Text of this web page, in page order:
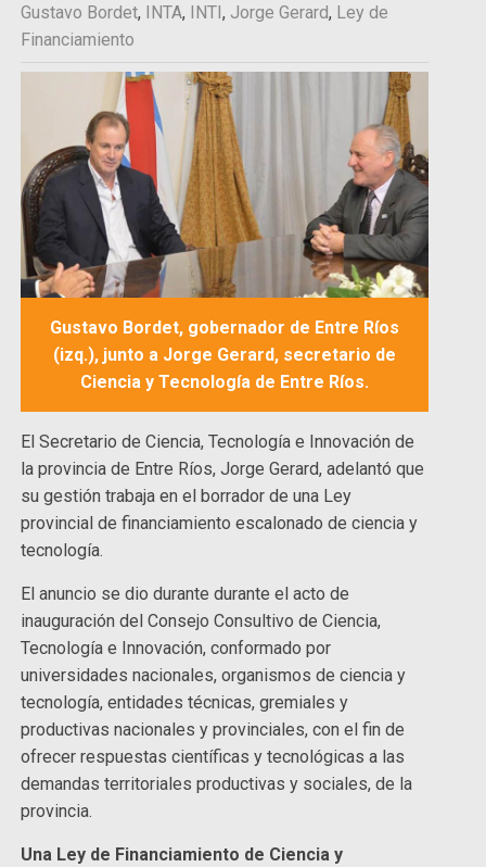
Gustavo Bordet, INTA, INTI, Jorge Gerard, Ley de
Financiamiento
Gustavo Bordet, gobernador de Entre Ríos
(izq.), junto a Jorge Gerard, secretario de
Ciencia y Tecnología de Entre Ríos.
El Secretario de Ciencia, Tecnología e Innovación de
la provincia de Entre Ríos, Jorge Gerard, adelantó que
su gestión trabaja en el borrador de una Ley
provincial de financiamiento escalonado de ciencia y
tecnología.
El anuncio se dio durante durante el acto de
inauguración del Consejo Consultivo de Ciencia,
Tecnología e Innovación, conformado por
universidades nacionales, organismos de ciencia y
tecnología, entidades técnicas, gremiales y
productivas nacionales y provinciales, con el fin de
ofrecer respuestas científicas y tecnológicas a las
demandas territoriales productivas y sociales, de la
provincia.
Una Ley de Financiamiento de Ciencia y